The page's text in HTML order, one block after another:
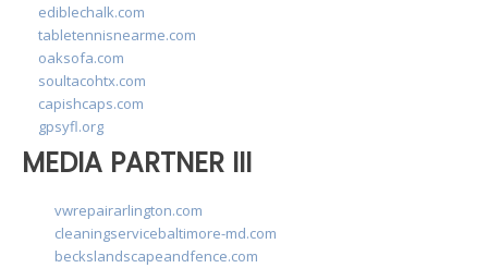
ediblechalk.com
tabletennisnearme.com
oaksofa.com
soultacohtx.com
capishcaps.com
gpsyfl.org
MEDIA PARTNER III
vwrepairarlington.com
cleaningservicebaltimore-md.com
beckslandscapeandfence.com